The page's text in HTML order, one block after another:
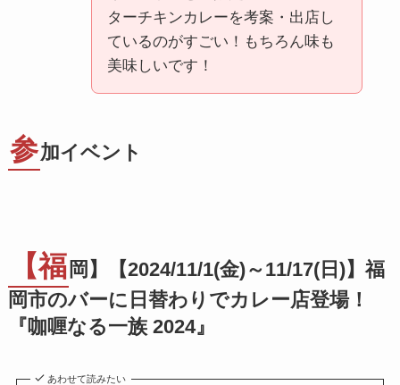
ターチキンカレーを考案・出店し
ているのがすごい！もちろん味も
美味しいです！
参加イベント
【福 岡】【2024/11/1(金)～11/17(日)】福
岡市のバーに日替わりでカレー店登場！
『咖喱なる一族 2024』
あわせて読みたい